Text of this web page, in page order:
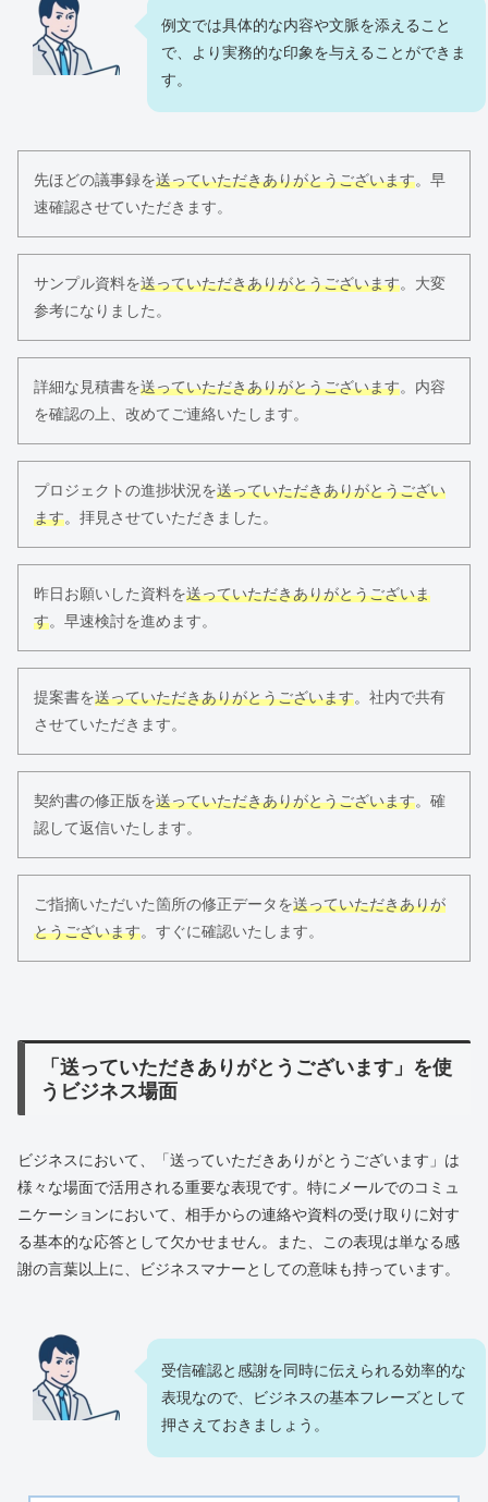
例文では具体的な内容や文脈を添えること
で、より実務的な印象を与えることができま
す。
先ほどの議事録を送っていただきありがとうございます。早
速確認させていただきます。
サンプル資料を送っていただきありがとうございます。大変
参考になりました。
詳細な見積書を送っていただきありがとうございます。内容
を確認の上、改めてご連絡いたします。
プロジェクトの進捗状況を送っていただきありがとうござい
ます。拝見させていただきました。
昨日お願いした資料を送っていただきありがとうございま
す。早速検討を進めます。
提案書を送っていただきありがとうございます。社内で共有
させていただきます。
契約書の修正版を送っていただきありがとうございます。確
認して返信いたします。
ご指摘いただいた箇所の修正データを送っていただきありが
とうございます。すぐに確認いたします。
「送っていただきありがとうございます」を使
うビジネス場面
ビジネスにおいて、「送っていただきありがとうございます」は
様々な場面で活用される重要な表現です。特にメールでのコミュ
ニケーションにおいて、相手からの連絡や資料の受け取りに対す
る基本的な応答として欠かせません。また、この表現は単なる感
謝の言葉以上に、ビジネスマナーとしての意味も持っています。
受信確認と感謝を同時に伝えられる効率的な
表現なので、ビジネスの基本フレーズとして
押さえておきましょう。